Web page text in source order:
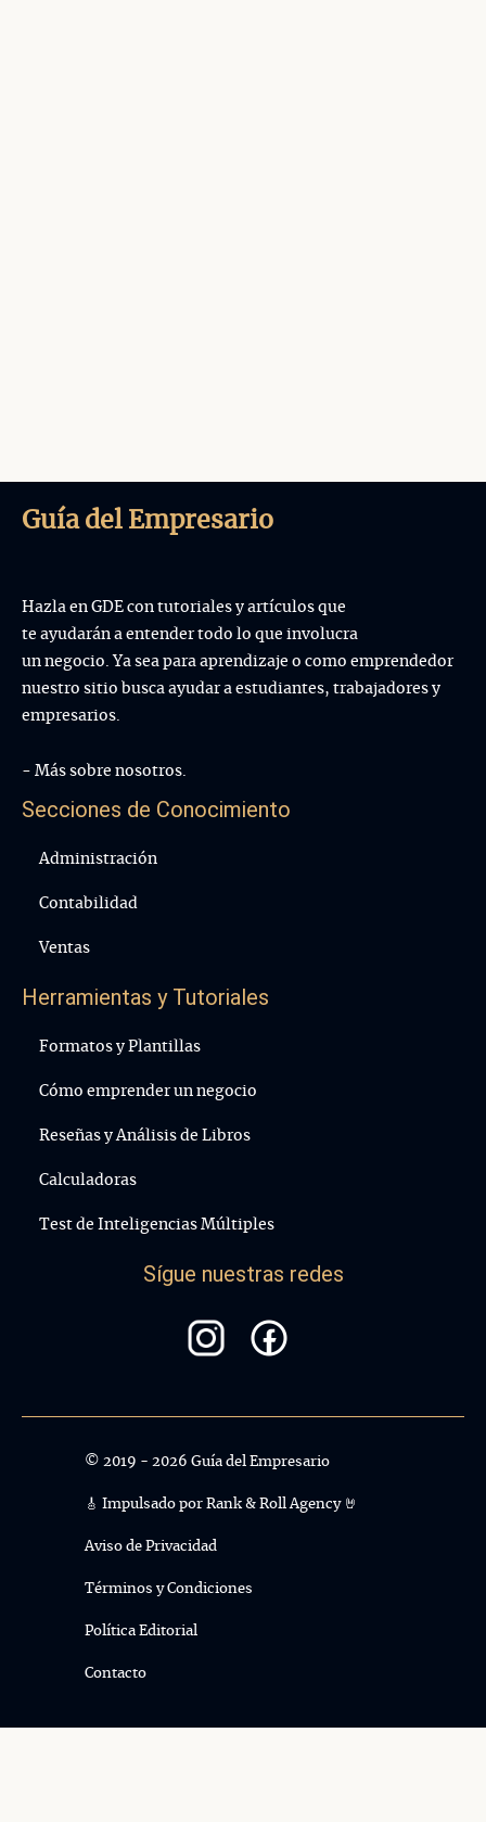
Guía del Empresario
Hazla en GDE con tutoriales y artículos que
te ayudarán a entender todo lo que involucra
un negocio. Ya sea para aprendizaje o como emprendedor
nuestro sitio busca ayudar a estudiantes, trabajadores y
empresarios.
- Más sobre nosotros.
Secciones de Conocimiento
Administración
Contabilidad
Ventas
Herramientas y Tutoriales
Formatos y Plantillas
Cómo emprender un negocio
Reseñas y Análisis de Libros
Calculadoras
Test de Inteligencias Múltiples
Sígue nuestras redes
© 2019 - 2026 Guía del Empresario
🎸 Impulsado por Rank & Roll Agency 🤘
Aviso de Privacidad
Términos y Condiciones
Política Editorial
Contacto